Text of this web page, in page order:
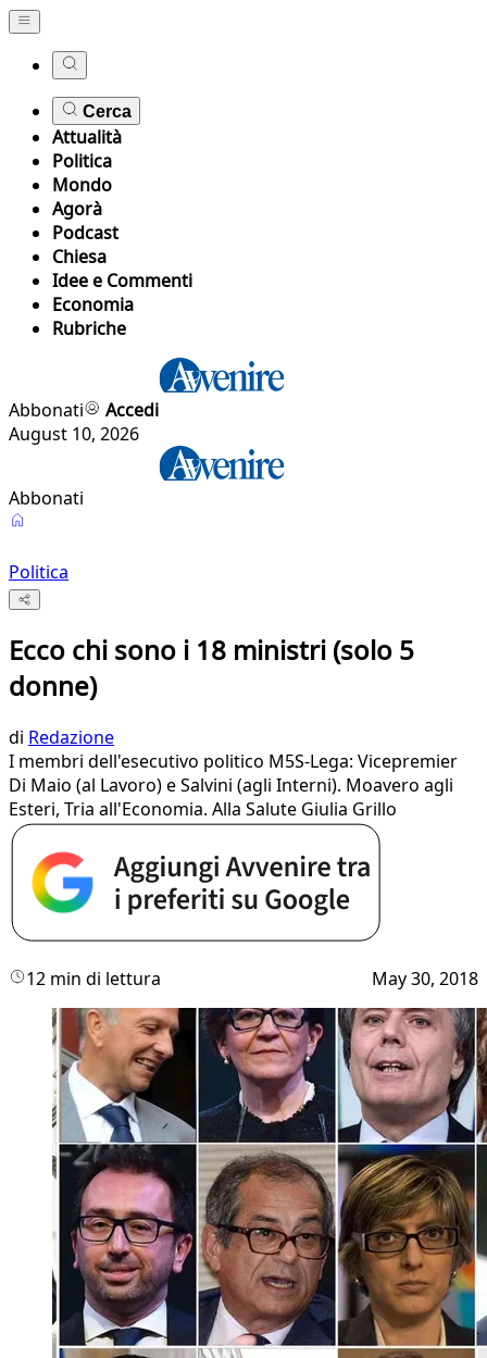
Cerca
Attualità
Politica
Mondo
Agorà
Podcast
Chiesa
Idee e Commenti
Economia
Rubriche
Abbonati
Accedi
August 10, 2026
Abbonati
Politica
Ecco chi sono i 18 ministri (solo 5
donne)
di Redazione
I membri dell'esecutivo politico M5S-Lega: Vicepremier
Di Maio (al Lavoro) e Salvini (agli Interni). Moavero agli
Esteri, Tria all'Economia. Alla Salute Giulia Grillo
12 min di lettura May 30, 2018